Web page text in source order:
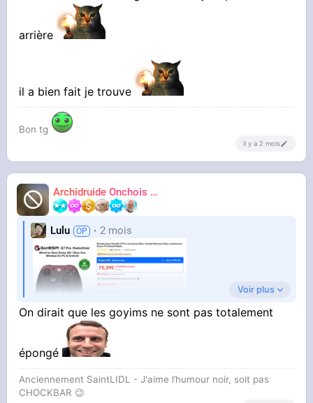
arrière
il a bien fait je trouve
Bon tg
il y a 2 mois
Archidruide Onchois
🍀️🌩️🐻️
Lulu 2 mois
Un joystick pour
pouvoir jouer à The Witcher 3 sur mon PC. Ma
manette game cube fait des
CARABISTOUILLES, je suis bloqué dans mon
aventure
Voir plus
On dirait que les goyims ne sont pas totalement
épongé
Anciennement SaintLIDL - J'aime l’humour noir, soit pas
CHOCKBAR 😉️